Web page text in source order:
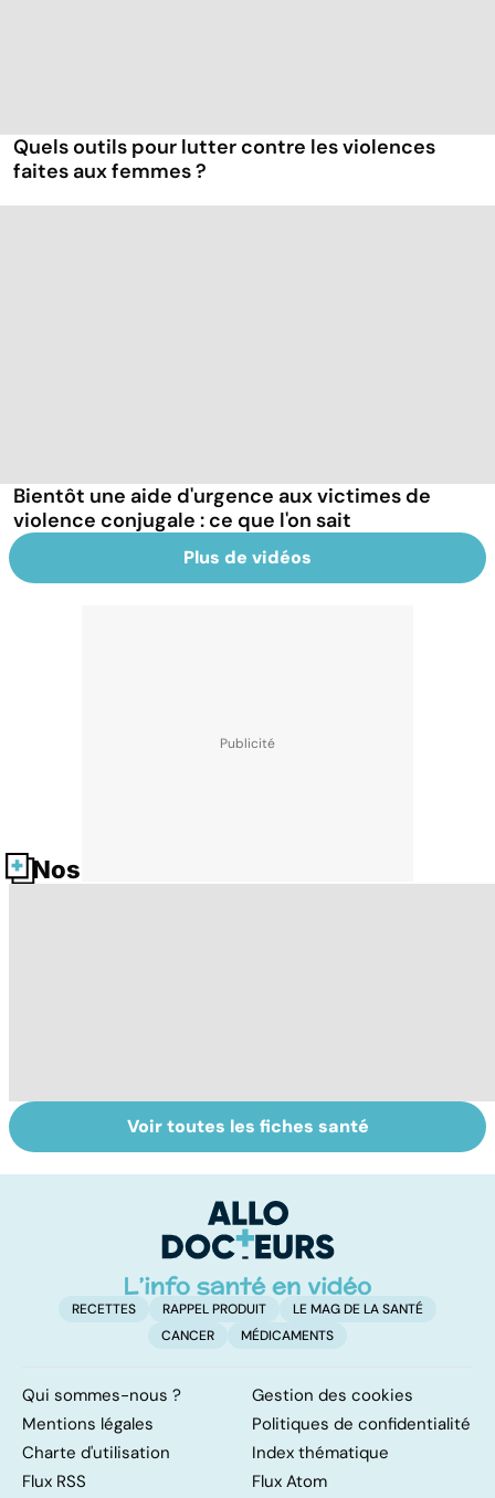
Quels outils pour lutter contre les violences
faites aux femmes ?
Bientôt une aide d'urgence aux victimes de
violence conjugale : ce que l'on sait
Plus de vidéos
Nos fiches santé
Quel est le rôle
des associations
Viol : quelle prise
en charge pour
Voir toutes les fiches santé
RECETTES RAPPEL PRODUIT
LE MAG DE LA SANTÉ
CANCER
MÉDICAMENTS
Qui sommes-nous ?
Gestion des cookies
Mentions légales
Politiques de confidentialité
Charte d'utilisation
Index thématique
Flux RSS
Flux Atom